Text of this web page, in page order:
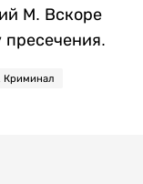
М. Вскоре
Криминал